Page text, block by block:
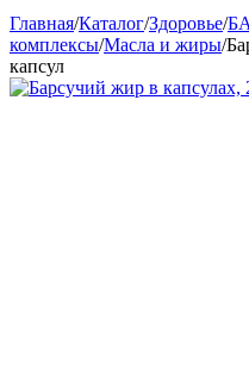
Главная/Каталог/Здоровье/
комплексы/Масла и жиры/
капсул